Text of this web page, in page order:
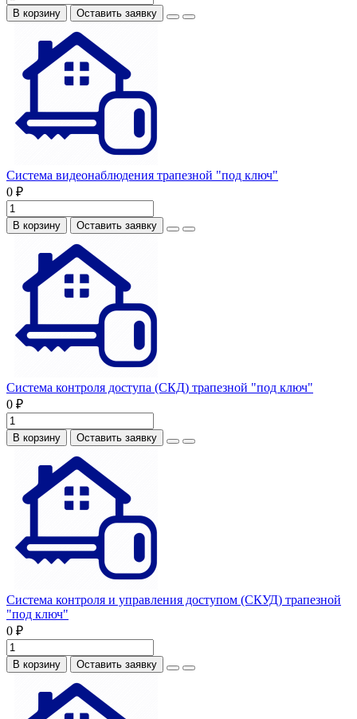
В корзину Оставить заявку
Система видеонаблюдения трапезной "под ключ"
0 ₽
В корзину Оставить заявку
Система контроля доступа (СКД) трапезной "под ключ"
0 ₽
В корзину Оставить заявку
Система контроля и управления доступом (СКУД) трапезной
"под ключ"
0 ₽
В корзину Оставить заявку